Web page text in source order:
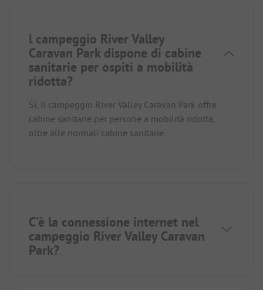
l campeggio River Valley
Caravan Park dispone di cabine
sanitarie per ospiti a mobilità
ridotta?
Sì, il campeggio River Valley Caravan Park offre
cabine sanitarie per persone a mobilità ridotta,
oltre alle normali cabine sanitarie.
C'è la connessione internet nel
campeggio River Valley Caravan
Park?